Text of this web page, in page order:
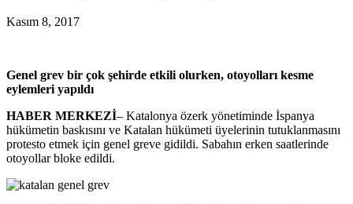
Kasım 8, 2017
Genel grev bir çok şehirde etkili olurken, otoyolları kesme
eylemleri yapıldı
HABER MERKEZİ– Katalonya özerk yönetiminde İspanya
hükümetin baskısını ve Katalan hükümeti üyelerinin tutuklanmasını
protesto etmek için genel greve gidildi. Sabahın erken saatlerinde
otoyollar bloke edildi.